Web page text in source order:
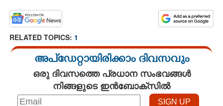
RELATED TOPICS: 1
അപ്ഡേറ്റായിരിക്കാം ദിവസവും
ഒരു ദിവസത്തെ പ്രധാന സംഭവങ്ങൾ
നിങ്ങളുടെ ഇൻബോക്സിൽ
Share this link